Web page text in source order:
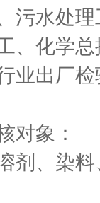
污水处
、化学
业出厂
对象：
剂、染